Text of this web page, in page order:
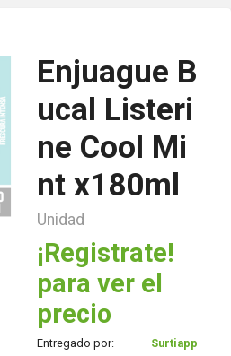
Enjuague B
ucal Listeri
ne Cool Mi
nt x180ml
Unidad
¡Registrate!
para ver el
precio
Entregado por: Surtiapp